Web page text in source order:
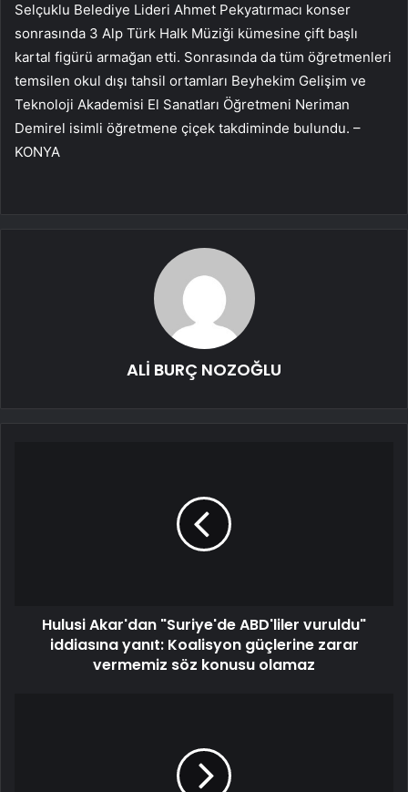
Selçuklu Belediye Lideri Ahmet Pekyatırmacı konser
sonrasında 3 Alp Türk Halk Müziği kümesine çift başlı
kartal figürü armağan etti. Sonrasında da tüm öğretmenleri
temsilen okul dışı tahsil ortamları Beyhekim Gelişim ve
Teknoloji Akademisi El Sanatları Öğretmeni Neriman
Demirel isimli öğretmene çiçek takdiminde bulundu. –
KONYA
ALİ BURÇ NOZOĞLU
Hulusi Akar'dan "Suriye'de ABD'liler vuruldu"
iddiasına yanıt: Koalisyon güçlerine zarar
vermemiz söz konusu olamaz